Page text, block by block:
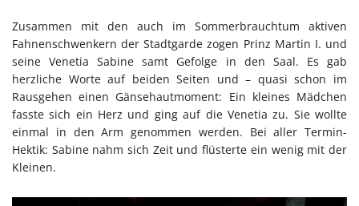
Zusammen mit den auch im Sommerbrauchtum aktiven
Fahnenschwenkern der Stadtgarde zogen Prinz Martin I. und
seine Venetia Sabine samt Gefolge in den Saal. Es gab
herzliche Worte auf beiden Seiten und – quasi schon im
Rausgehen einen Gänsehautmoment: Ein kleines Mädchen
fasste sich ein Herz und ging auf die Venetia zu. Sie wollte
einmal in den Arm genommen werden. Bei aller Termin-
Hektik: Sabine nahm sich Zeit und flüsterte ein wenig mit der
Kleinen.